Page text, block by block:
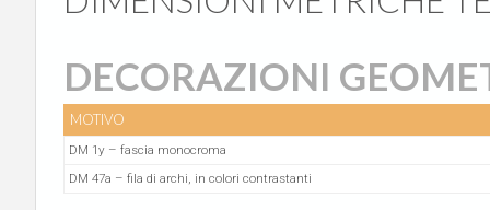
DECORAZIONI
MOTIVO
DM 1y – fascia monocroma
DM 47a – fila di archi, in colori contrastanti